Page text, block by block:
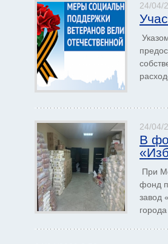
24/04/
24/04/
В
При
фонд
завод
Страницы